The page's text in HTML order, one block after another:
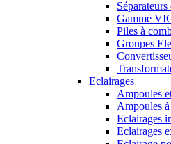
Gamme
Piles à
Groupes
Eclairages
Ampoules
Ampoules
Eclairages
Eclairages